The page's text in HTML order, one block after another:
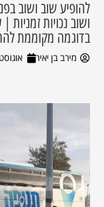
להופיע שוב ושוב
ושוב נכויות
בדוגמה מקוממת
מירב בן יאיר אוגוסט 4,